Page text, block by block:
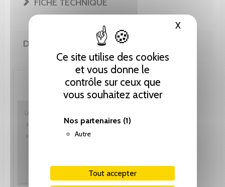
Ce site utilise des cookies
et vous donne le
contrôle sur ceux que
vous souhaitez activer
Nos partenaires (1)
Autre
Tout accepter
XMasquer
FICHE TECHNIQUE
DE LA MÊME COLLECTION